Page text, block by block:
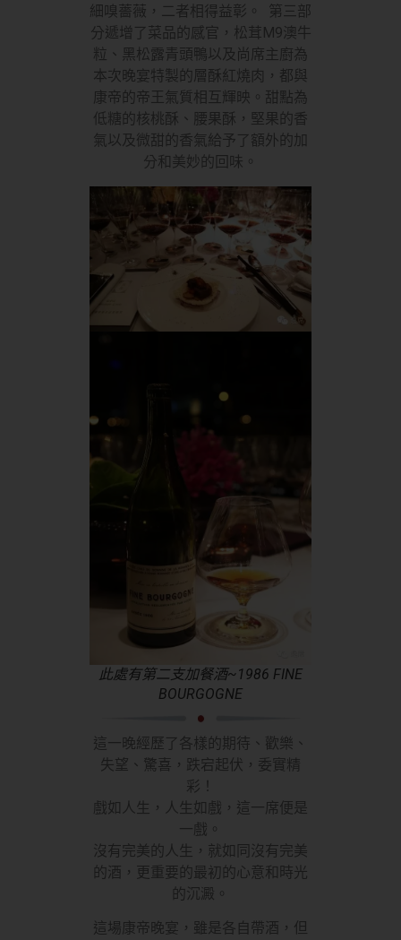
細嗅薔薇，二者相得益彰。 第三部
分遞增了菜品的感官，松茸M9澳牛
粒、黑松露青頭鴨以及尚席主廚為
本次晚宴特製的層酥紅燒肉，都與
康帝的帝王氣質相互輝映。甜點為
低糖的核桃酥、腰果酥，堅果的香
氣以及微甜的香氣給予了額外的加
分和美妙的回味。
此處有第二支加餐酒~1986 FINE
BOURGOGNE
這一晚經歷了各樣的期待、歡樂、
失望、驚喜，跌宕起伏，委實精
彩！
戲如人生，人生如戲，這一席便是
一戲。
沒有完美的人生，就如同沒有完美
的酒，更重要的最初的心意和時光
的沉澱。
這場康帝晚宴，雖是各自帶酒，但